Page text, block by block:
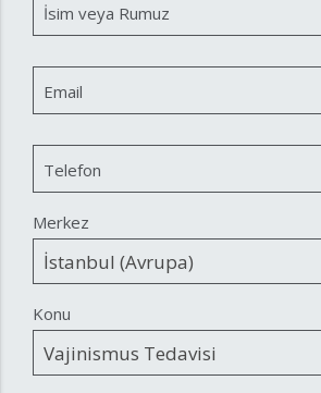
İsim veya Rumuz
Email
Telefon
Merkez
Konu